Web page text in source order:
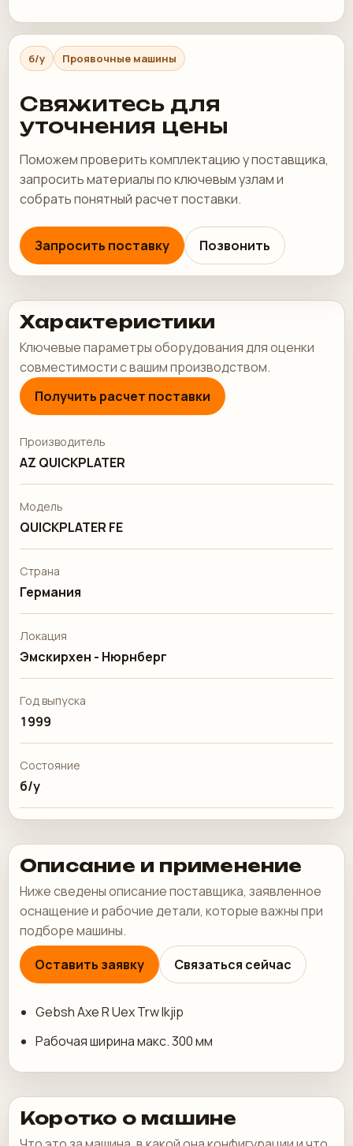
б/у Проявочные машины
Свяжитесь для
уточнения цены
Поможем проверить комплектацию у поставщика,
запросить материалы по ключевым узлам и
собрать понятный расчет поставки.
Запросить поставку Позвонить
Характеристики
Ключевые параметры оборудования для оценки
совместимости с вашим производством.
Получить расчет поставки
Производитель
AZ QUICKPLATER
Модель
QUICKPLATER FE
Страна
Германия
Локация
Эмскирхен - Нюрнберг
Год выпуска
1999
Состояние
б/у
Описание и применение
Ниже сведены описание поставщика, заявленное
оснащение и рабочие детали, которые важны при
подборе машины.
Оставить заявку
Связаться сейчас
Gebsh Axe R Uex Trw Ikjip
Рабочая ширина макс. 300 мм
Коротко о машине